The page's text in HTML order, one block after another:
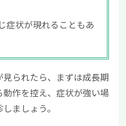
症状が現れることもあ
られたら、まずは成長期
作を控え、症状が強い場
ましょう。